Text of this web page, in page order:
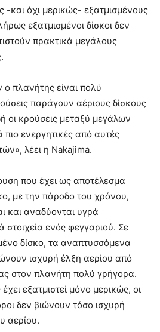
και όχι μερικώς- εξατμισμένους
εξατμισμένοι δίσκοι δεν
πρακτικά μεγάλους
ο πλανήτης είναι πολύ
παράγουν αέριους δίσκους
οι κρούσεις μεταξύ μεγάλων
πιο ενεργητικές από αυτές
λέει η Nakajima.
που έχει ως αποτέλεσμα
με την πάροδο του χρόνου,
και αναδύονται υγρά
στοιχεία ενός φεγγαριού. Σε
δίσκο, τα αναπτυσσόμενα
ισχυρή έλξη αερίου από
στον πλανήτη πολύ γρήγορα.
εξατμιστεί μόνο μερικώς, οι
δεν βιώνουν τόσο ισχυρή
αερίου.